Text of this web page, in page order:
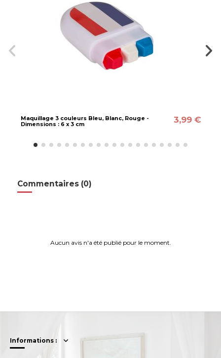
Maquillage 3 couleurs Bleu, Blanc, Rouge -
Dimensions : 6 x 3 cm
3,99 €
Commentaires (0)
Aucun avis n'a été publié pour le moment.
Informations :